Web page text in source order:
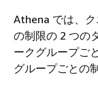
Athena では、
の制限の 2 つの
ークグループご
グループごとの